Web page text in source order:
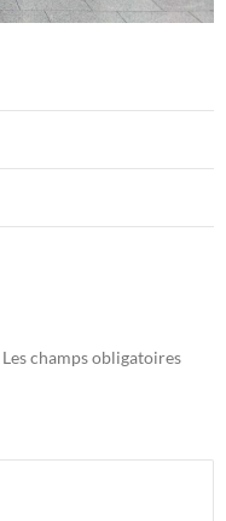
Les champs obligatoires